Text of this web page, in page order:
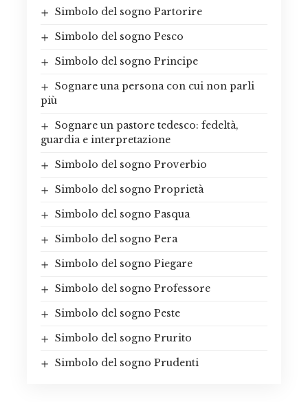
Simbolo del sogno Partorire
Simbolo del sogno Pesco
Simbolo del sogno Principe
Sognare una persona con cui non parli
più
Sognare un pastore tedesco: fedeltà,
guardia e interpretazione
Simbolo del sogno Proverbio
Simbolo del sogno Proprietà
Simbolo del sogno Pasqua
Simbolo del sogno Pera
Simbolo del sogno Piegare
Simbolo del sogno Professore
Simbolo del sogno Peste
Simbolo del sogno Prurito
Simbolo del sogno Prudenti